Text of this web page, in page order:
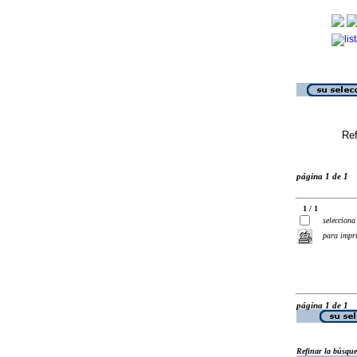
página 1 de 1
1 / 1
selecciona
para
página 1 de 1
Refinar la